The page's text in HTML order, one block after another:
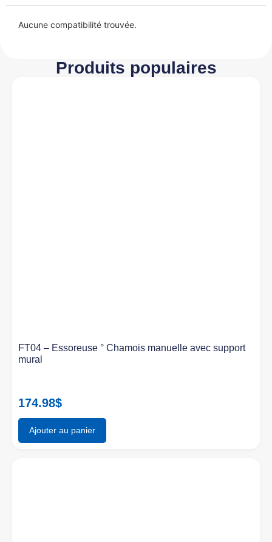
Aucune compatibilité trouvée.
Produits populaires
FT04 – Essoreuse ° Chamois manuelle avec support
mural
174.98$
Ajouter au panier